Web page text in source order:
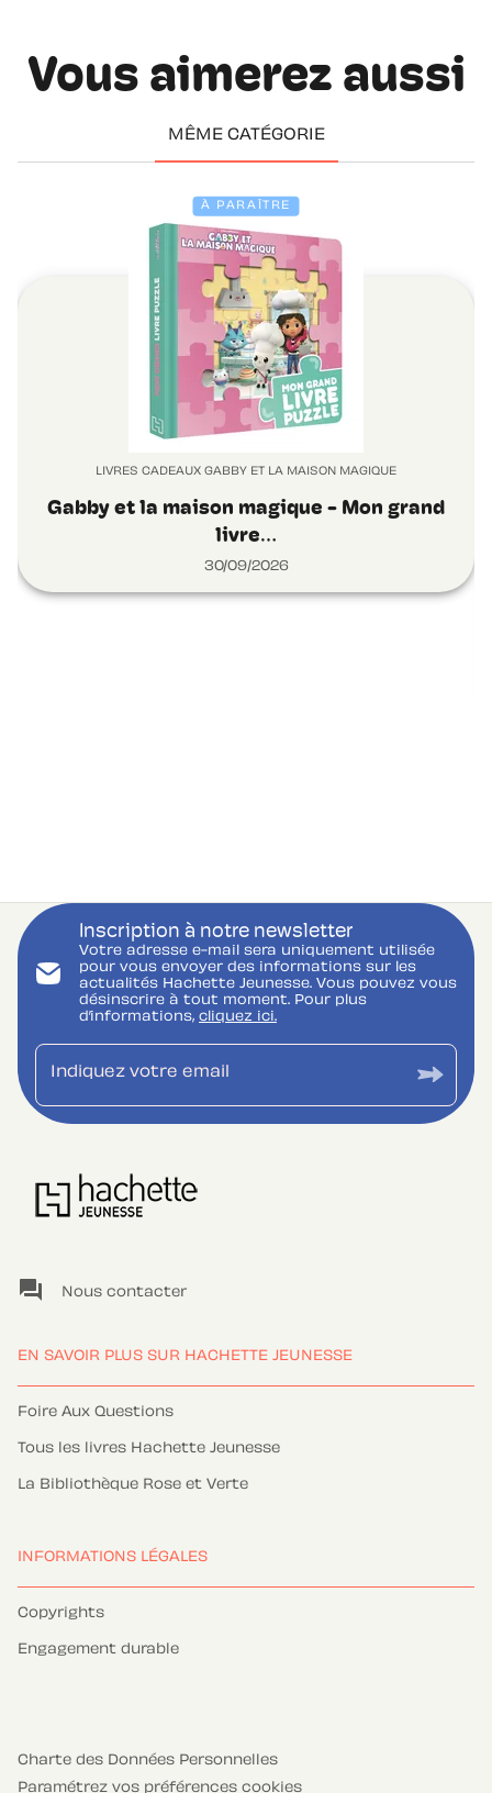
Vous aimerez aussi
MÊME CATÉGORIE
À PARAÎTRE
LIVRES CADEAUX GABBY ET LA MAISON MAGIQUE
Gabby et la maison magique - Mon grand
livre…
30/09/2026
Inscription à notre newsletter
Votre adresse e-mail sera uniquement utilisée
pour vous envoyer des informations sur les
actualités Hachette Jeunesse. Vous pouvez vous
désinscrire à tout moment. Pour plus
d’informations, cliquez ici.
Indiquez votre email
question_answer Nous contacter
EN SAVOIR PLUS SUR HACHETTE JEUNESSE
Foire Aux Questions
Tous les livres Hachette Jeunesse
La Bibliothèque Rose et Verte
INFORMATIONS LÉGALES
Copyrights
Engagement durable
Charte des Données Personnelles
Paramétrez vos préférences cookies